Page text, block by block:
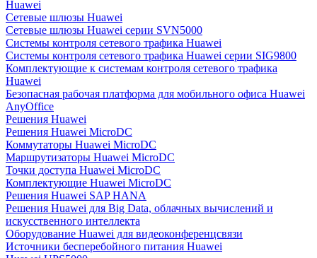
Huawei
Сетевые шлюзы Huawei
Сетевые шлюзы Huawei серии SVN5000
Системы контроля сетевого трафика Huawei
Системы контроля сетевого трафика Huawei серии SIG9800
Комплектующие к системам контроля сетевого трафика
Huawei
Безопасная рабочая платформа для мобильного офиса Huawei
AnyOffice
Решения Huawei
Решения Huawei MicroDC
Коммутаторы Huawei MicroDC
Маршрутизаторы Huawei MicroDC
Точки доступа Huawei MicroDC
Комплектующие Huawei MicroDC
Решения Huawei SAP HANA
Решения Huawei для Big Data, облачных вычислений и
искусственного интеллекта
Оборудование Huawei для видеоконференцсвязи
Источники бесперебойного питания Huawei